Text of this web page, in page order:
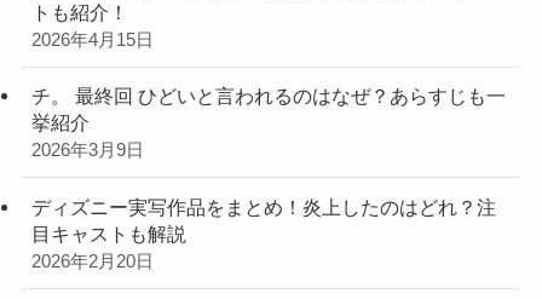
トも紹介！
2026年4月15日
チ。 最終回 ひどいと言われるのはなぜ？あらすじも一
挙紹介
2026年3月9日
ディズニー実写作品をまとめ！炎上したのはどれ？注
目キャストも解説
2026年2月20日